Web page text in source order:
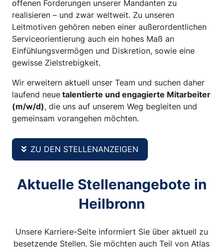
offenen Forderungen unserer Mandanten zu
realisieren – und zwar weltweit. Zu unseren
Leitmotiven gehören neben einer außerordentlichen
Serviceorientierung auch ein hohes Maß an
Einfühlungs­vermögen und Diskretion, sowie eine
gewisse Zielstrebigkeit.
Wir erweitern aktuell unser Team und suchen daher
laufend neue talentierte und engagierte Mitarbeiter
(m/w/d), die uns auf unserem Weg begleiten und
gemeinsam vorangehen möchten.
ZU DEN STELLENANZEIGEN
Aktuelle Stellenangebote in
Heilbronn
Unsere Karriere-Seite informiert Sie über aktuell zu
besetzende Stellen. Sie möchten auch Teil von Atlas